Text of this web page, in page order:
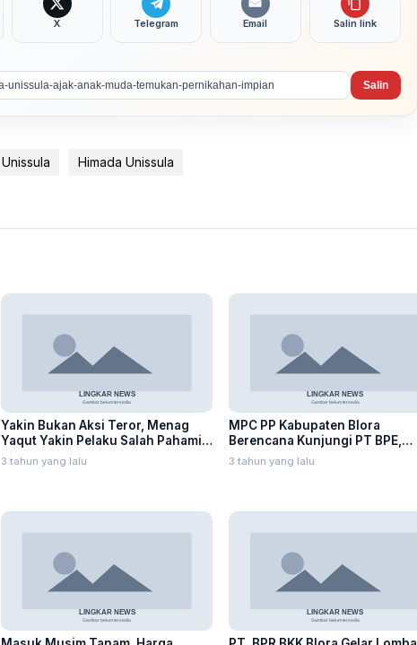
X Telegram Email Salin link
Salin
Unissula Himada Unissula
Yakin Bukan Aksi Teror, Menag
Yaqut Yakin Pelaku Salah Pahami
Agama
3 tahun yang lalu
MPC PP Kabupaten Blora
Berencana Kunjungi PT BPE,
Munaji: Silaturahmi
3 tahun yang lalu